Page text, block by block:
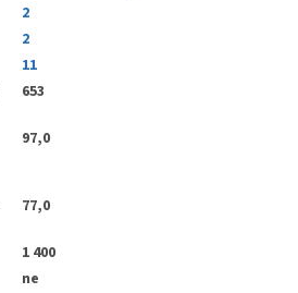
2
2
11
653
97,0
77,0
1 400
ne